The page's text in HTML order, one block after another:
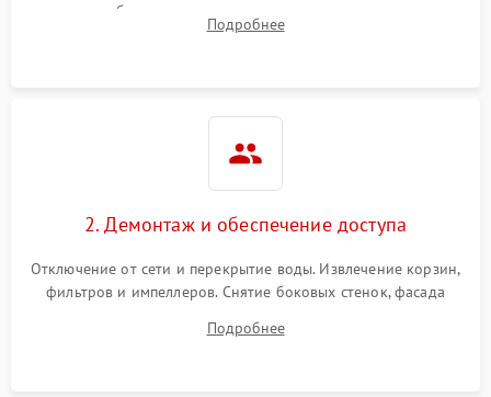
жалоб на отсутствие слива, нагрева, вращения
разбрызгивателей или срабатывание системы защиты
Подробнее
2. Демонтаж и обеспечение доступа
Отключение от сети и перекрытие воды. Извлечение корзин,
фильтров и импеллеров. Снятие боковых стенок, фасада
циркуляционному насосу, ТЭНу и сливной помпе.
Подробнее